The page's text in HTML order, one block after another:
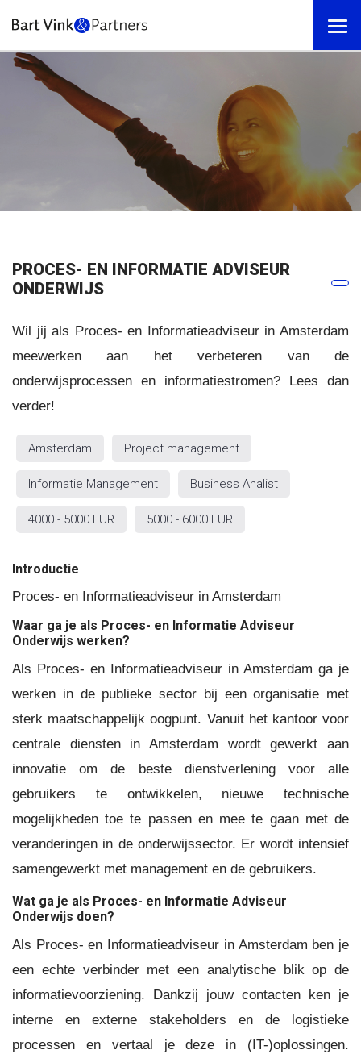
PROCES- EN INFORMATIE ADVISEUR
ONDERWIJS
Wil jij als Proces- en Informatieadviseur in Amsterdam
meewerken aan het verbeteren van de
onderwijsprocessen en informatiestromen? Lees dan
verder!
Amsterdam Project management
Informatie Management Business Analist
4000 - 5000 EUR 5000 - 6000 EUR
Introductie
Proces- en Informatieadviseur in Amsterdam
Waar ga je als Proces- en Informatie Adviseur
Onderwijs werken?
Als Proces- en Informatieadviseur in Amsterdam ga je
werken in de publieke sector bij een organisatie met
sterk maatschappelijk oogpunt. Vanuit het kantoor voor
centrale diensten in Amsterdam wordt gewerkt aan
innovatie om de beste dienstverlening voor alle
gebruikers te ontwikkelen, nieuwe technische
mogelijkheden toe te passen en mee te gaan met de
veranderingen in de onderwijssector. Er wordt intensief
samengewerkt met management en de gebruikers.
Wat ga je als Proces- en Informatie Adviseur
Onderwijs doen?
Als Proces- en Informatieadviseur in Amsterdam ben je
een echte verbinder met een analytische blik op de
informatievoorziening. Dankzij jouw contacten ken je
interne en externe stakeholders en de logistieke
processen en vertaal je deze in (IT-)oplossingen.